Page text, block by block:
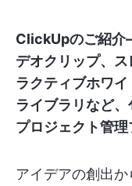
ClickUpのご紹
デオクリップ、
ラクティブホワ
ライブラリなど
プロジェクト管
アイデアの創出